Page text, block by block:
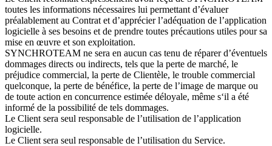
toutes les informations nécessaires lui permettant d’évaluer
préalablement au Contrat et d’apprécier l’adéquation de l’application
logicielle à ses besoins et de prendre toutes précautions utiles pour sa
mise en œuvre et son exploitation.
SYNCHROTEAM ne sera en aucun cas tenu de réparer d’éventuels
dommages directs ou indirects, tels que la perte de marché, le
préjudice commercial, la perte de Clientèle, le trouble commercial
quelconque, la perte de bénéfice, la perte de l’image de marque ou
de toute action en concurrence estimée déloyale, même s‘il a été
informé de la possibilité de tels dommages.
Le Client sera seul responsable de l’utilisation de l’application
logicielle.
Le Client sera seul responsable de l’utilisation du Service.